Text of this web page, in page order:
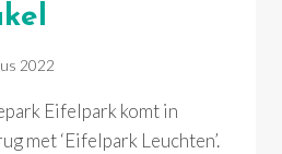
2022
Eifelpark komt in
met ‘Eifelpark Leuchten’.